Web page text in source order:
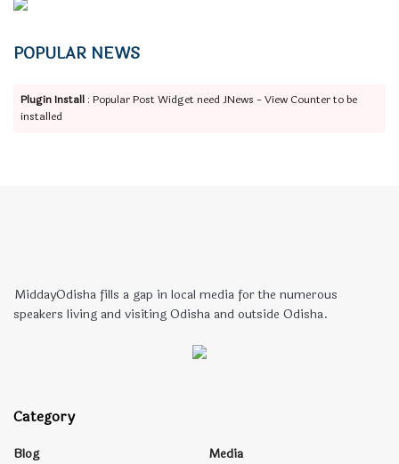
POPULAR NEWS
Plugin Install : Popular Post Widget need JNews - View Counter to be
installed
MiddayOdisha fills a gap in local media for the numerous
speakers living and visiting Odisha and outside Odisha.
Category
Blog
Media